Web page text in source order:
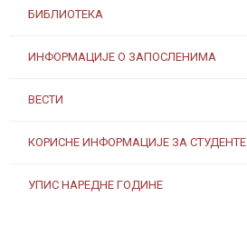
БИБЛИОТЕКА
ИНФОРМАЦИЈЕ О ЗАПОСЛЕНИМА
ВЕСТИ
КОРИСНЕ ИНФОРМАЦИЈЕ ЗА СТУДЕНТЕ
УПИС НАРЕДНЕ ГОДИНЕ